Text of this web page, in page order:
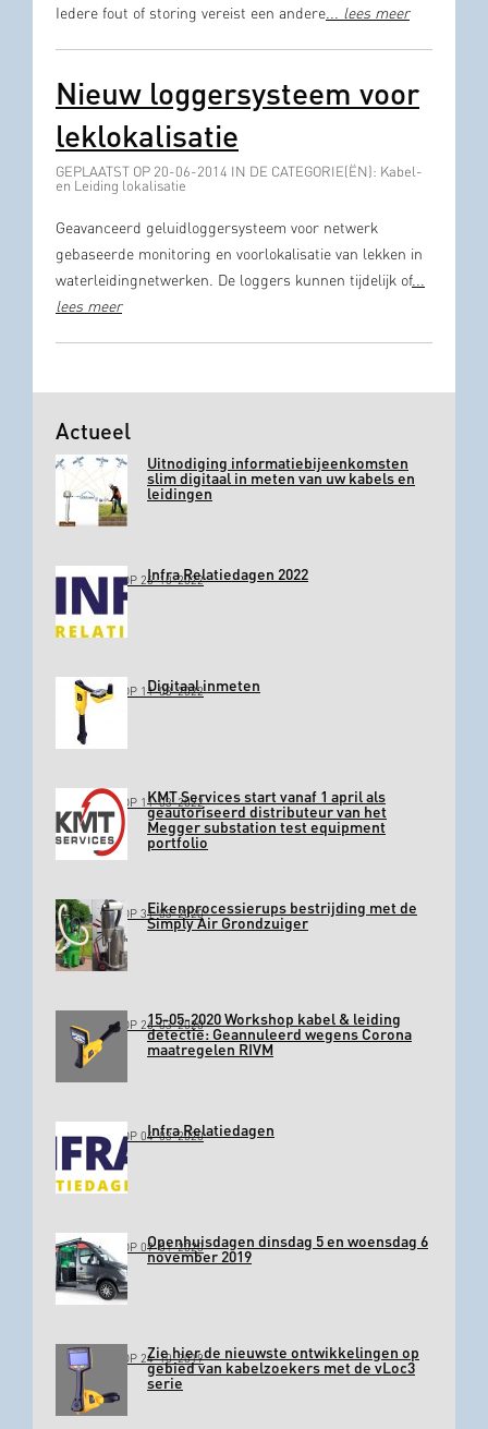
Iedere fout of storing vereist een andere... lees meer
Nieuw loggersysteem voor
leklokalisatie
GEPLAATST OP 20-06-2014 IN DE CATEGORIE(ËN): Kabel-
en Leiding lokalisatie
Geavanceerd geluidloggersysteem voor netwerk
gebaseerde monitoring en voorlokalisatie van lekken in
waterleidingnetwerken. De loggers kunnen tijdelijk of...
lees meer
Actueel
Uitnodiging informatiebijeenkomsten
slim digitaal in meten van uw kabels en
leidingen
GEPLAATST OP 26-10-2022Infra Relatiedagen 2022
GEPLAATST OP 11-03-2022Digitaal inmeten
GEPLAATST OP 11-03-2022KMT Services start vanaf 1 april als
geautoriseerd distributeur van het
Megger substation test equipment
portfolio
GEPLAATST OP 31-03-2020Eikenprocessierups bestrijding met de
Simply Air Grondzuiger
GEPLAATST OP 26-03-202015-05-2020 Workshop kabel & leiding
detectie: Geannuleerd wegens Corona
maatregelen RIVM
GEPLAATST OP 04-03-2020Infra Relatiedagen
GEPLAATST OP 09-01-2020Openhuisdagen dinsdag 5 en woensdag 6
november 2019
GEPLAATST OP 24-10-2019Zie hier de nieuwste ontwikkelingen op
gebied van kabelzoekers met de vLoc3
serie